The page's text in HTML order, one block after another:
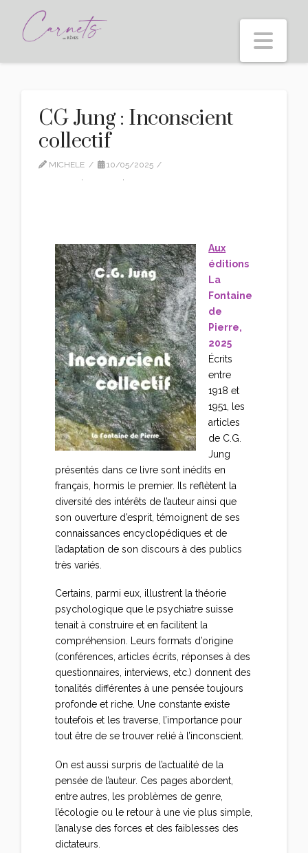
CG Jung : Inconscient
collectif
MICHELE
10/05/2025
, ,
Aux
éditions
La
Fontaine
de
Pierre,
2025
Écrits
entre
1918 et
1951, les
articles
de C.G.
Jung
présentés dans ce livre sont inédits en
français, hormis le premier. Ils reflètent la
diversité des intérêts de l’auteur ainsi que
son ouverture d’esprit, témoignent de ses
connaissances encyclopédiques et de
l’adaptation de son discours à des publics
très variés.
Certains, parmi eux, illustrent la théorie
psychologique que le psychiatre suisse
tenait à construire et en facilitent la
compréhension. Leurs formats d’origine
(conférences, articles écrits, réponses à des
questionnaires, interviews, etc.) donnent des
tonalités différentes à une pensée toujours
profonde et riche. Une constante existe
toutefois et les traverse, l’importance pour
tout être de se trouver relié à l’inconscient.
On est aussi surpris de l’actualité de la
pensée de l’auteur. Ces pages abordent,
entre autres, les problèmes de genre,
l’écologie ou le retour à une vie plus simple,
l’analyse des forces et des faiblesses des
dictateurs.